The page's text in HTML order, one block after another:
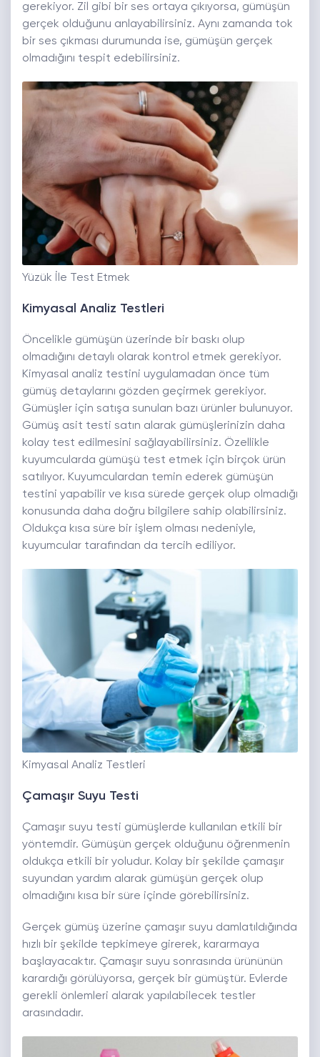
gerekiyor. Zil gibi bir ses ortaya çıkıyorsa, gümüşün
gerçek olduğunu anlayabilirsiniz. Aynı zamanda tok
bir ses çıkması durumunda ise, gümüşün gerçek
olmadığını tespit edebilirsiniz.
Yüzük İle Test Etmek
Kimyasal Analiz Testleri
Öncelikle gümüşün üzerinde bir baskı olup
olmadığını detaylı olarak kontrol etmek gerekiyor.
Kimyasal analiz testini uygulamadan önce tüm
gümüş detaylarını gözden geçirmek gerekiyor.
Gümüşler için satışa sunulan bazı ürünler bulunuyor.
Gümüş asit testi satın alarak gümüşlerinizin daha
kolay test edilmesini sağlayabilirsiniz. Özellikle
kuyumcularda gümüşü test etmek için birçok ürün
satılıyor. Kuyumculardan temin ederek gümüşün
testini yapabilir ve kısa sürede gerçek olup olmadığı
konusunda daha doğru bilgilere sahip olabilirsiniz.
Oldukça kısa süre bir işlem olması nedeniyle,
kuyumcular tarafından da tercih ediliyor.
Kimyasal Analiz Testleri
Çamaşır Suyu Testi
Çamaşır suyu testi gümüşlerde kullanılan etkili bir
yöntemdir. Gümüşün gerçek olduğunu öğrenmenin
oldukça etkili bir yoludur. Kolay bir şekilde çamaşır
suyundan yardım alarak gümüşün gerçek olup
olmadığını kısa bir süre içinde görebilirsiniz.
Gerçek gümüş üzerine çamaşır suyu damlatıldığında
hızlı bir şekilde tepkimeye girerek, kararmaya
başlayacaktır. Çamaşır suyu sonrasında ürününün
karardığı görülüyorsa, gerçek bir gümüştür. Evlerde
gerekli önlemleri alarak yapılabilecek testler
arasındadır.